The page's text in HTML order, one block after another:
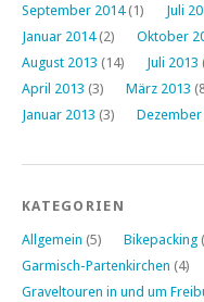
September 2014(1) Juli
Januar 2014(2) Oktober
August 2013 (14) Juli 2013
April 2013 (3) März 2013
Januar 2013 (3) Dezember
KATEGORIEN
Allgemein (5) Bikepacking
Garmisch-Partenkirchen (4)
Graveltouren in und um